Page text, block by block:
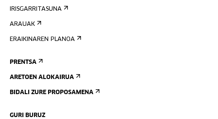
IRISGARRITASUNA
ARAUAK
ERAIKINAREN PLANOA
PRENTSA
ARETOEN ALOKAIRUA
BIDALI ZURE PROPOSAMENA
GURI BURUZ